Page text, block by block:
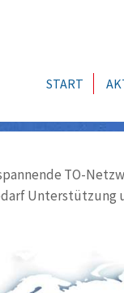
START
TO-